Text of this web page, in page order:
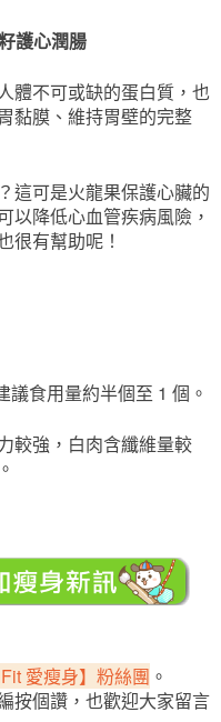
護心潤腸
體不可或缺的蛋白質，也
黏膜、維持胃壁的完整
這可是火龍果保護心臟的
以降低心血管疾病風險，
很有幫助呢！
食用量約半個至 1 個。
較強，白肉含纖維量較
iFit 愛瘦身】粉絲團 。
按個讚，也歡迎大家留言